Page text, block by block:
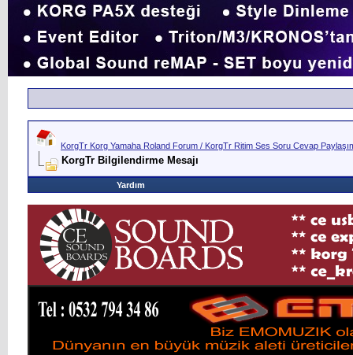
KorgTr Korg Yamaha Roland Forum / KorgTr Ritim Ses Soru Cevap
KorgTr Bilgilendirme Mesajı
Yardım